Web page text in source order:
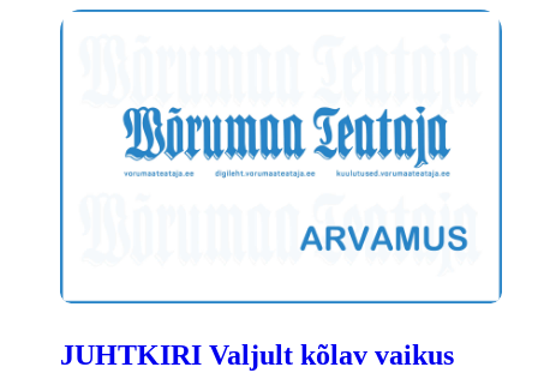
JUHTKIRI Valjult kõlav vaikus